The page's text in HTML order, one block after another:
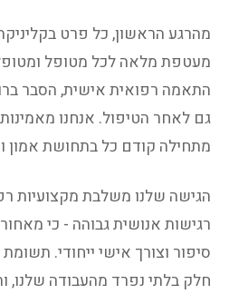
מהרגע הראשון, כל פרט
מעטפת מלאה לכל מטופל
התאמה רפואית אישית, הסבר
גם לאחר הטיפול. אנחנו
מתחילה קודם כל בתחושת אמון
הגישה שלנו משלבת מקצועיות
רגישות אנושית גבוהה - כי
סיפור וצורך אישי ייחודי.
חלק בלתי נפרד מהעבודה שלנו,